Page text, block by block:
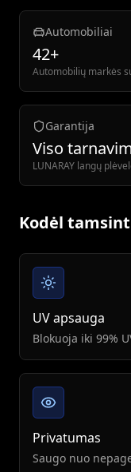
Automobiliai
42+
Automobilių markės
Garantija
Viso
LUNARAY langų
Kodėl
UV apsauga
Blokuoja iki 99%
Privatumas
Saugo nuo